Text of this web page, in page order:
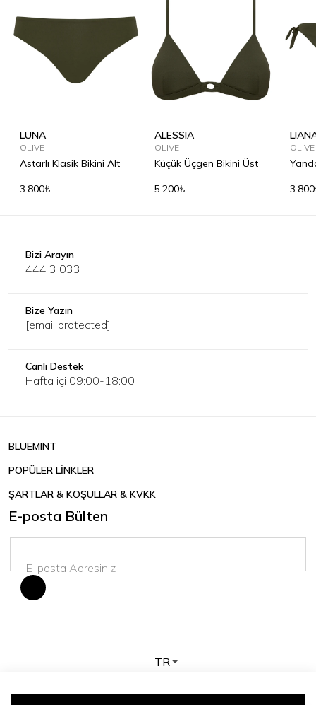
LUNA
OLIVE
Astarlı Klasik Bikini Alt
3.800₺
ALESSIA
OLIVE
Küçük Üçgen Bikini Üst
5.200₺
OLIVE
Bizi Arayın
444 3 033
Bize Yazın
[email protected]
Canlı Destek
Hafta içi 09:00-18:00
BLUEMINT
POPÜLER LİNKLER
ŞARTLAR & KOŞULLAR & KVKK
E-posta Bülten
TR